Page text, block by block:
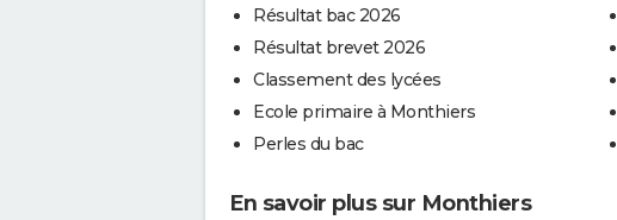
Résultat bac 2026
Résultat brevet 2026
Classement des lycées
Ecole primaire à Monthiers
Perles du bac
En savoir plus sur Monthiers